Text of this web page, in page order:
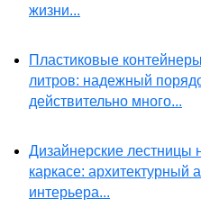
жизни...
Пластиковые
литров: надежный
действительно много...
Дизайнерские лестницы
каркасе: архитектурный
интерьера...